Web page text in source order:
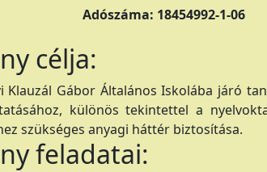
Adószáma: 18454992-1-06
célja:
Klauzál Gábor Általános Iskolába járó
különös tekintettel a
szükséges anyagi háttér biztosítása.
feladatai: